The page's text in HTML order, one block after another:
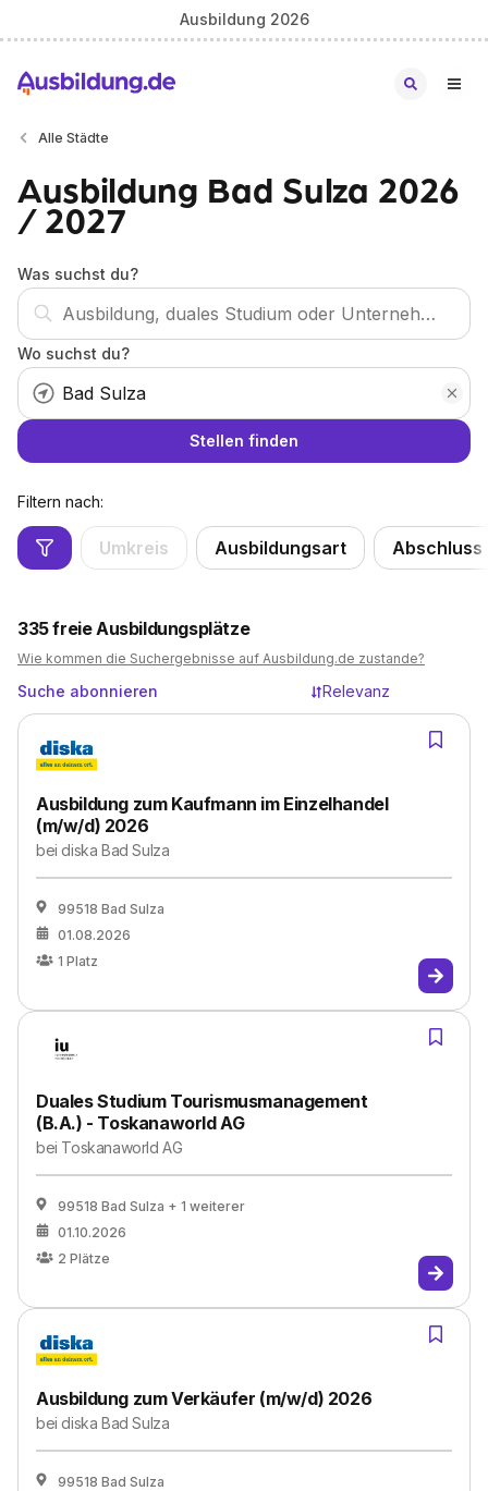
Ausbildung 2026
Alle Städte
Ausbildung Bad Sulza 2026
/ 2027
Was suchst du?
Wo suchst du?
Stellen finden
Filtern nach:
Umkreis Ausbildungsart Abschluss
335freie Ausbildungsplätze
Wie kommen die Suchergebnisse auf Ausbildung.de zustande?
Suche abonnieren Relevanz
Ausbildung zum Kaufmann im Einzelhandel
(m/w/d) 2026
beidiska Bad Sulza
99518 Bad Sulza
01.08.2026
1 Platz
Duales Studium Tourismusmanagement
(B.A.) - Toskanaworld AG
bei Toskanaworld AG
99518 Bad Sulza + 1 weiterer
01.10.2026
2 Plätze
Ausbildung zum Verkäufer (m/w/d) 2026
beidiska Bad Sulza
99518 Bad Sulza